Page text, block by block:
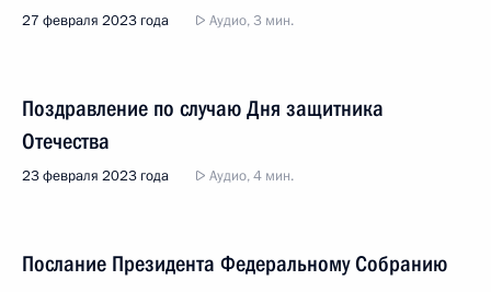
27 февраля 2023 года Аудио, 3 мин.
Поздравление по случаю Дня защитника
Отечества
23 февраля 2023 года Аудио, 4 мин.
Послание Президента Федеральному Собранию